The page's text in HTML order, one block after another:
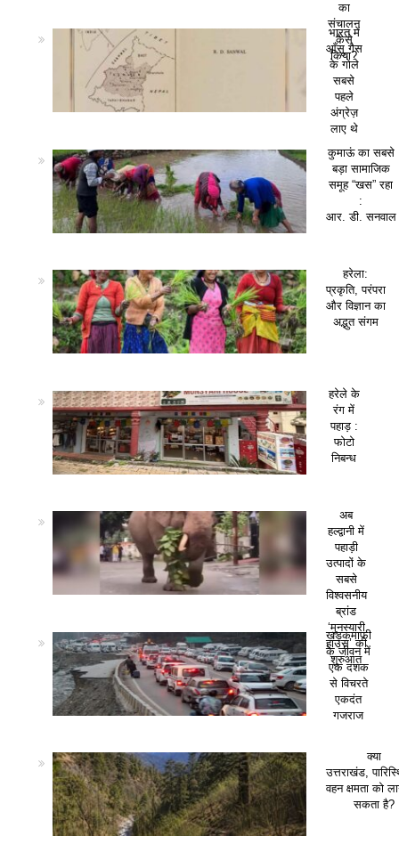
का
संचालन
कैसे
किया?
भारत में
आँसू गैस
के गोले
सबसे
पहले
अंग्रेज़
लाए थे
कुमाऊं का सबसे
बड़ा सामाजिक
समूह “खस” रहा
:
आर. डी. सनवाल
हरेला:
प्रकृति, परंपरा
और विज्ञान का
अद्भुत संगम
हरेले के
रंग में
पहाड़ :
फोटो
निबन्ध
अब
हल्द्वानी में
पहाड़ी
उत्पादों के
सबसे
विश्वसनीय
ब्रांड
‘मुनस्यारी
हाउस’ की
शुरुआत
खड़कमाफी
के जीवन में
एक दशक
से विचरते
एकदंत
गजराज
क्या
उत्तराखंड,
वहन क्षमता को
सकता है?